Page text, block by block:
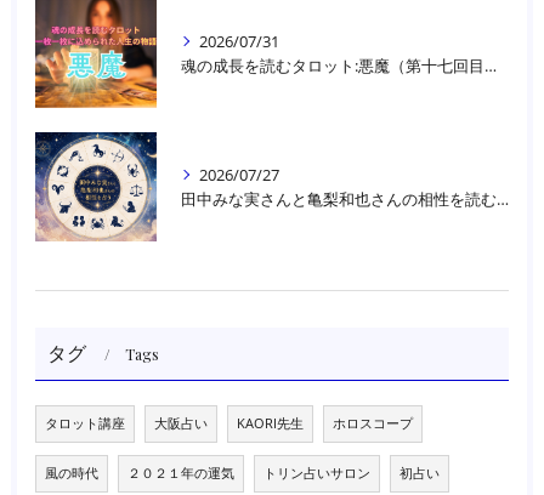
2026/07/31
魂の成長を読むタロット:悪魔（第十七回目）｜大阪・箕面占いスクールラブアンドライト
2026/07/27
田中みな実さんと亀梨和也さんの相性を読む｜大阪・箕面占いスクールラブアンドライト
タグ Tags
タロット講座 大阪占い KAORI先生 ホロスコープ
風の時代 ２０２１年の運気 トリン占いサロン 初占い